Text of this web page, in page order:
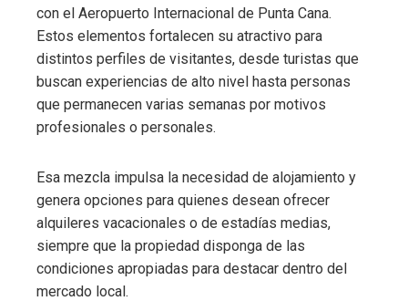
con el Aeropuerto Internacional de Punta Cana.
Estos elementos fortalecen su atractivo para
distintos perfiles de visitantes, desde turistas que
buscan experiencias de alto nivel hasta personas
que permanecen varias semanas por motivos
profesionales o personales.
Esa mezcla impulsa la necesidad de alojamiento y
genera opciones para quienes desean ofrecer
alquileres vacacionales o de estadías medias,
siempre que la propiedad disponga de las
condiciones apropiadas para destacar dentro del
mercado local.